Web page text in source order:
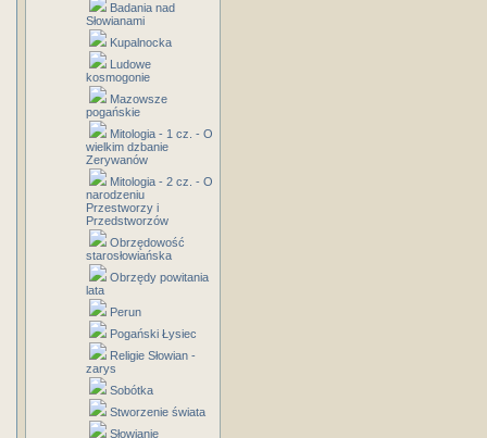
Badania nad
Słowianami
Kupalnocka
Ludowe
kosmogonie
Mazowsze
pogańskie
Mitologia - 1 cz. - O
wielkim dzbanie
Zerywanów
Mitologia - 2 cz. - O
narodzeniu
Przestworzy i
Przedstworzów
Obrzędowość
starosłowiańska
Obrzędy powitania
lata
Perun
Pogański Łysiec
Religie Słowian -
zarys
Sobótka
Stworzenie świata
Słowianie